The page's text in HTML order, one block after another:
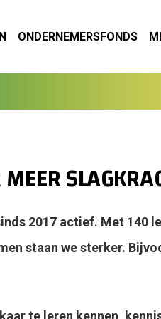
ONDERNEMERSFONDS
2017 actief. Met 140
staan we sterker.
te leren kennen,